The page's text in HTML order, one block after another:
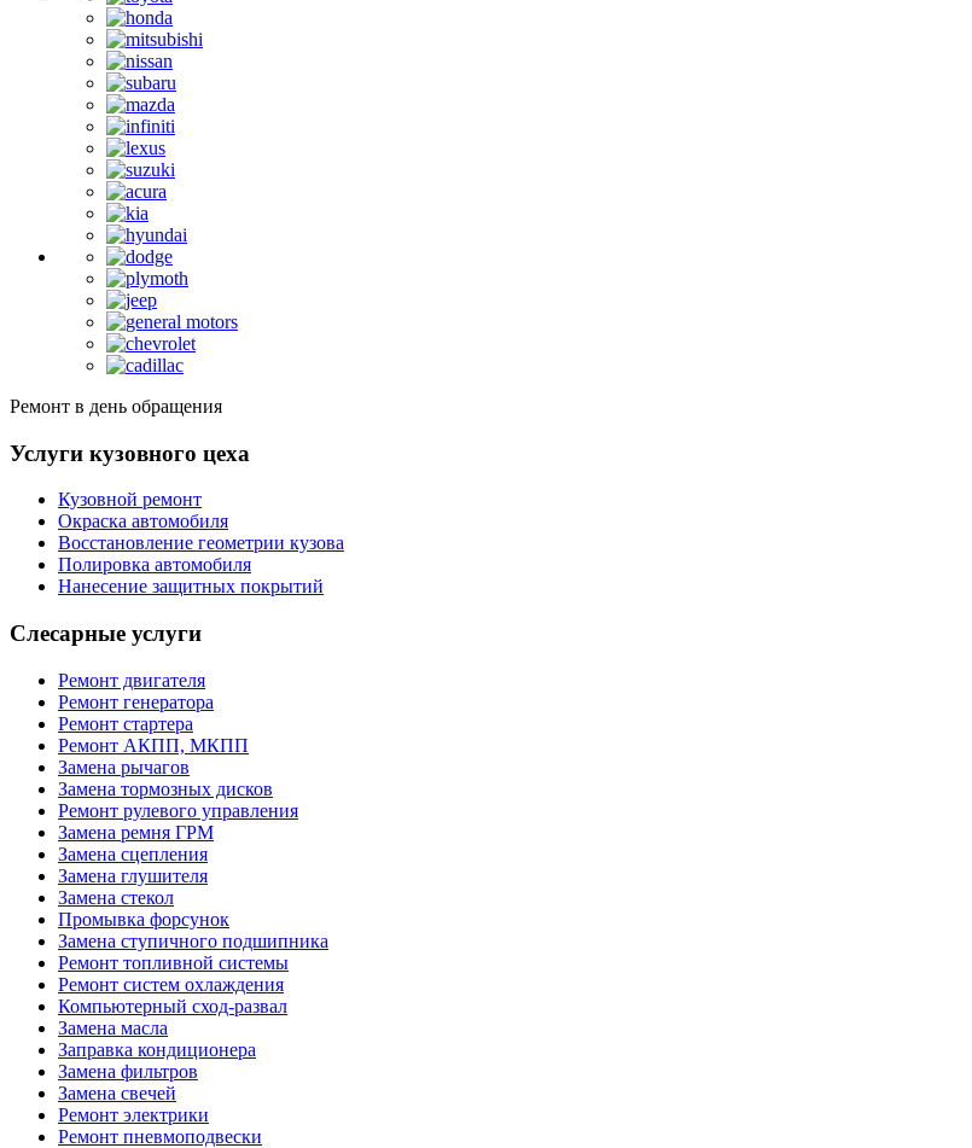
Ремонт в день обращения
Услуги кузовного цеха
Кузовной ремонт
Окраска автомобиля
Восстановление геометрии кузова
Полировка автомобиля
Нанесение защитных покрытий
Слесарные услуги
Ремонт двигателя
Ремонт генератора
Ремонт стартера
Ремонт АКПП, МКПП
Замена рычагов
Замена тормозных дисков
Ремонт рулевого управления
Замена ремня ГРМ
Замена сцепления
Замена глушителя
Замена стекол
Промывка форсунок
Замена ступичного подшипника
Ремонт топливной системы
Ремонт систем охлаждения
Компьютерный сход-развал
Замена масла
Заправка кондиционера
Замена фильтров
Замена свечей
Ремонт электрики
Ремонт пневмоподвески